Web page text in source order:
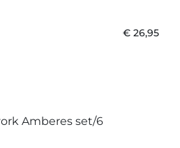
€ 26,95